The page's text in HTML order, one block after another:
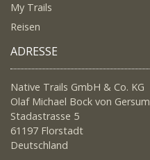
My Trails
Reisen
ADRESSE
Native Trails GmbH & Co. KG
Olaf Michael Bock von Gersum
Stadastrasse 5
61197 Florstadt
Deutschland